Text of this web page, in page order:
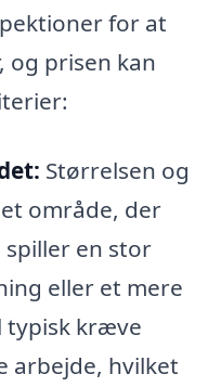
for at
og prisen kan
Størrelsen og
område, der
en stor
eller et mere
typisk kræve
arbejde, hvilket